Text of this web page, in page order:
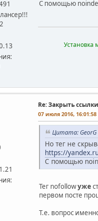
С помощью
Установка
Re: Закрыть
07 июля 2016, 16:01:58
Цитата:
Но тег не
https://
С помощью
Тег nofollowуже
первом посте
Т.е. вопрос